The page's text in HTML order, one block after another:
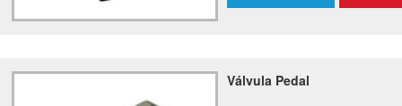
Válvula Pedal